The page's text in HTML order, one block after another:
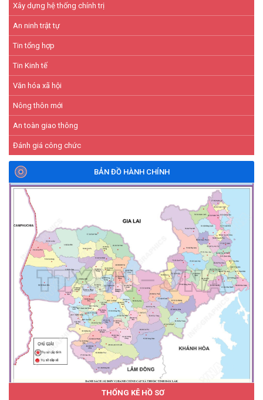
Xây dựng hệ thống chính trị
An ninh trật tự
Tin tổng hợp
Tin Kinh tế
Văn hóa xã hội
Nông thôn mới
An toàn giao thông
Đánh giá công chức
BẢN ĐỒ HÀNH CHÍNH
THỐNG KÊ HỒ SƠ